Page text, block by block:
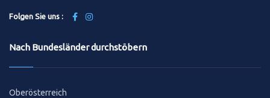
Folgen Sie uns :
Nach Bundesländer durchstöbern
Oberösterreich